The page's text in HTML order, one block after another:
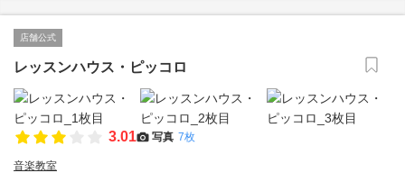
店舗公式
レッスンハウス・ピッコロ
3.01 写真 7枚
音楽教室